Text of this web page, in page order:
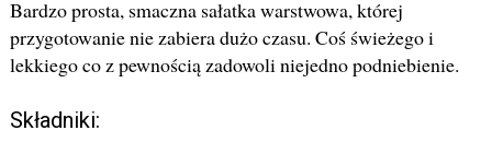
Bardzo prosta, smaczna sałatka warstwowa, której
przygotowanie nie zabiera dużo czasu. Coś świeżego i
lekkiego co z pewnością zadowoli niejedno podniebienie.
Składniki: